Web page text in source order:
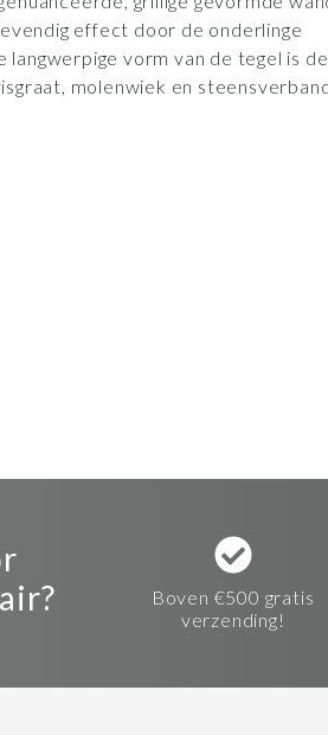
effect door de onderlinge
vorm van de tegel is
molenwiek en
Boven €500 gratis
verzending!